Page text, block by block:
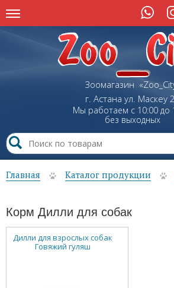
Зоомагазин
г. Астана ул. Маскеу
Мы работаем с 10:00 до
без выходных
Главная Каталог продукции
Корм Дилли для собак
Дилли для взрослых собак
Говяжий гуляш